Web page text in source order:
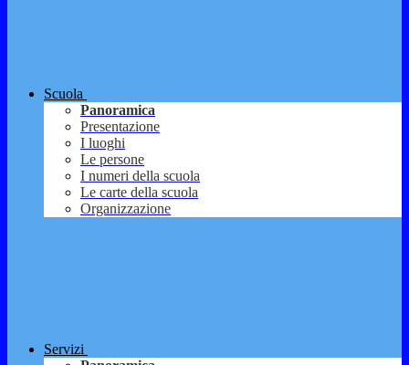
Scuola
Panoramica
Presentazione
I luoghi
Le persone
I numeri della scuola
Le carte della scuola
Organizzazione
Servizi